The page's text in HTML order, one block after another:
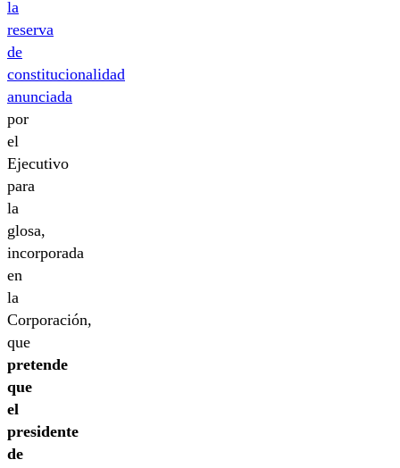
la
reserva
de
constitucionalidad
anunciada
por
el
Ejecutivo
para
la
glosa,
incorporada
en
la
Corporación,
que
pretende
que
el
presidente
de